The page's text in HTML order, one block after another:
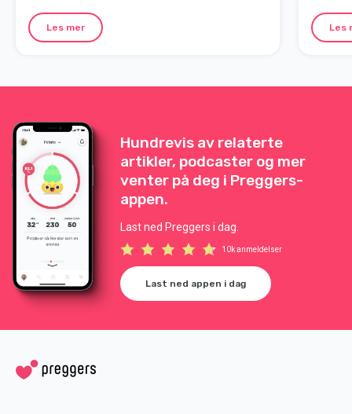
usikkerhet. Her får dere vite hvorfor det skjer og
hvordan dere kan styrke forholdet under
Les mer
det er
forhold
Les
Hundrevis av relaterte
artikler, podcaster og mer
venter på deg i Preggers-
appen.
Last ned Preggers i dag.
10k anmeldelser
Last ned appen i dag